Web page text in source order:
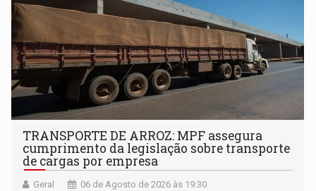
TRANSPORTE DE ARROZ: MPF assegura
cumprimento da legislação sobre transporte
de cargas por empresa
Geral 06 de Agosto de 2026 às 19:30